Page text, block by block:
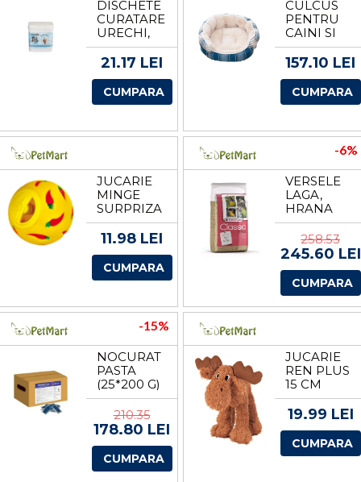
DISCHETE
CURATARE
URECHI,
CAMON,
50 BUC
21.17 LEI
CUMPARA
CULCUS
PENTRU
CAINI SI
PISICI
PANZA/
BEJ 68 X
59 X 22
2002B
157.10 LEI
CUMPARA
JUCARIE
MINGE
SURPRIZA
7 CM 6275
11.98 LEI
CUMPARA
-6%
VERSELE
LAGA,
HRANA
CANARI,
CLASSIC
CANARY,
20 KG
258.53
245.60 LEI
CUMPARA
-15%
NOCURAT
PASTA
(25*200 G)
5 KG
(PRET/CUTIE)
210.35
178.80 LEI
CUMPARA
JUCARIE
REN PLUS
15 CM
35751
19.99 LEI
CUMPARA